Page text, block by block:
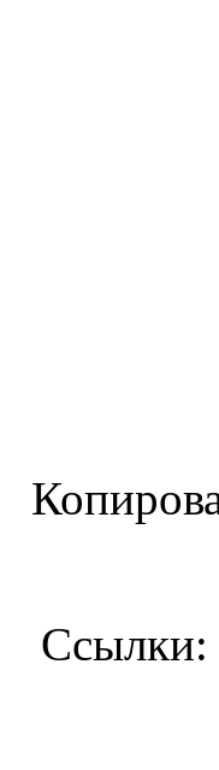
Ссылки: